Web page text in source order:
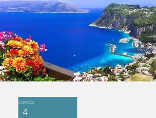
GIORNO
4